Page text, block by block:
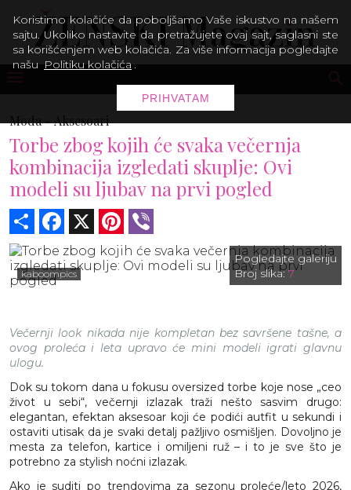
Moda -Aksesoari
Torbe zbog kojih će svaka večernja
kombinacija izgledati skuplje: Ovi
modeli su ljubav na prvi pogled
Share Facebook Pinterest
kaboompics
Pogledajte galeriju
Broj slika:7
Večernji look nikada nije kompletan bez savršene tašne, a
ovog proleća i leta upravo će mini modeli igrati glavnu
ulogu.
Dok su tokom dana u fokusu oversized torbe koje nose „ceo
život u sebi“, večernji izlazak traži nešto sasvim drugo:
elegantan, efektan aksesoar koji će podići autfit u sekundi i
ostaviti utisak da je svaki detalj pažljivo osmišljen. Dovoljno je
mesta za telefon, kartice i omiljeni ruž – i to je sve što je
potrebno za stylish noćni izlazak.
Ako je suditi po trendovima za sezonu proleće/leto 2026,
Koristimo kolačiće da poboljšamo Vaše iskustvo na našem
sajtu. Ukoliko nastavite da pretražujete ovaj sajt, saglasni ste
sa korišćenjem web kolačića. Za više informacija pogledajte
našu Politiku kolačića .
PRIHVATAM